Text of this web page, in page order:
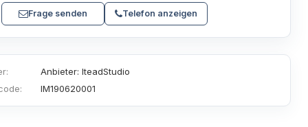
Frage senden Telefon anzeigen
Anbieter: IteadStudio
IM190620001